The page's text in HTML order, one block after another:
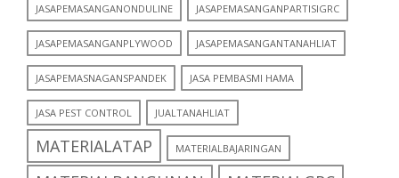
JASAPEMASANGANONDULINE JASAPEMASANGANPARTISIGRC
JASAPEMASANGANPLYWOOD JASAPEMASANGANTANAHLIAT
JASAPEMASNAGANSPANDEK JASA PEMBASMI HAMA
JASA PEST CONTROL JUALTANAHLIAT
MATERIALATAP MATERIALBAJARINGAN